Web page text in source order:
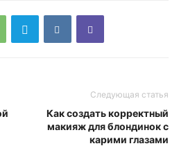
Следующая статья
Как создать корректный
макияж для блондинок с
карими глазами